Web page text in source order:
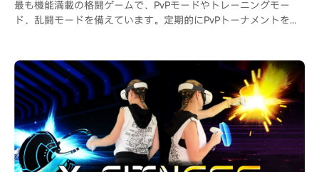
最も機能満載の格闘ゲームで、PvPモードやトレーニングモー
ド、乱闘モードを備えています。定期的にPvPトーナメントを開